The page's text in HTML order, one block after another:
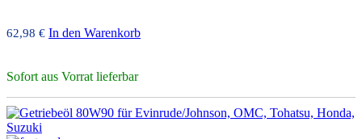
62,98 € In den Warenkorb
Sofort aus Vorrat lieferbar